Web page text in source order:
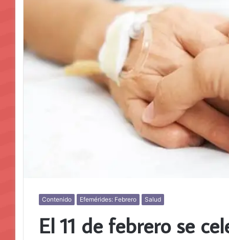
Contenido Efemérides: Febrero Salud
El 11 de febrero se